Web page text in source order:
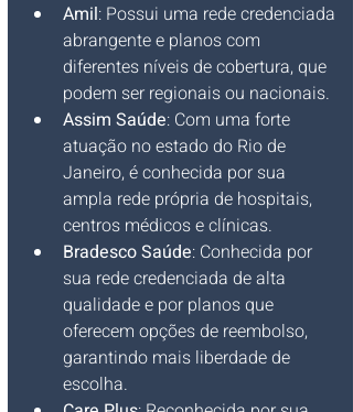
Amil: Possui uma rede credenciada
abrangente e planos com
diferentes níveis de cobertura, que
podem ser regionais ou nacionais.
Assim Saúde: Com uma forte
atuação no estado do Rio de
Janeiro, é conhecida por sua
ampla rede própria de hospitais,
centros médicos e clínicas.
Bradesco Saúde: Conhecida por
sua rede credenciada de alta
qualidade e por planos que
oferecem opções de reembolso,
garantindo mais liberdade de
escolha.